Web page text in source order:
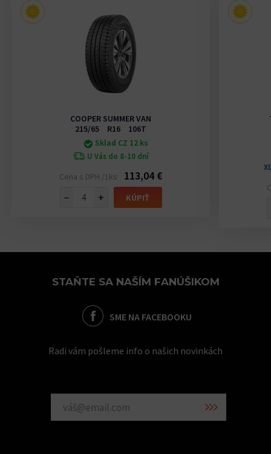
COOPER SUMMER VAN
215/65 R16 106T
Sklad CZ 12 ks
U Vás do 8-10 dní
Cena s DPH /1ks
113,04 €
−
+ KÚPIŤ
STAŇTE SA NAŠÍM FANÚŠIKOM
SME NA FACEBOOKU
Radi vám pošleme info o našich novinkách